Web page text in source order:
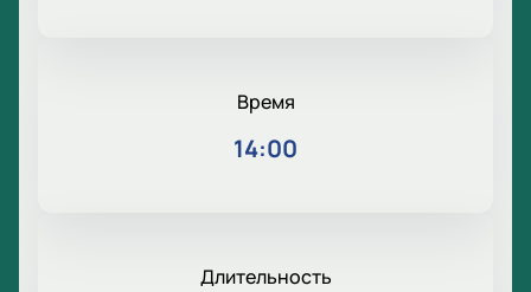
Время
14:00
Длительность